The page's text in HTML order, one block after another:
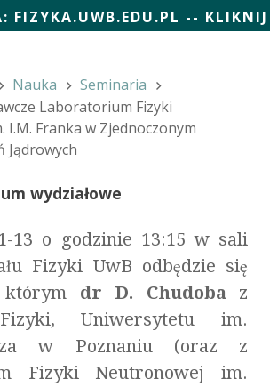
FIZYKA.UWB.EDU.PL -- KLIKNIJ
Nauka
Seminaria
Laboratorium Fizyki
I.M. Franka w Zjednoczonym
Jądrowych
wydziałowe
13 o godzinie 13:15 w sali
Fizyki UwB odbędzie się
dr D. Chudoba z
Uniwersytetu im.
w Poznaniu (oraz z
Fizyki Neutronowej im.